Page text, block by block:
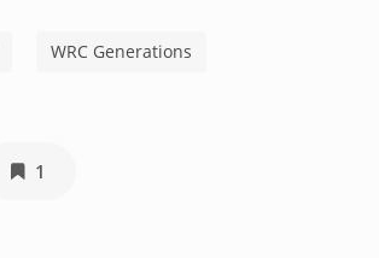
WRC Generations
1